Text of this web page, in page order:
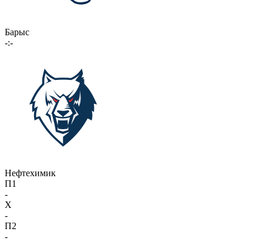
Барыс
-:-
Нефтехимик
П1
-
X
-
П2
-